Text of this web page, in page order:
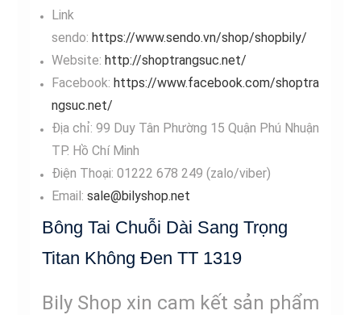
Link
sendo: https://www.sendo.vn/shop/shopbily/
Website: http://shoptrangsuc.net/
Facebook: https://www.facebook.com/shoptra
ngsuc.net/
Địa chỉ: 99 Duy Tân Phường 15 Quận Phú Nhuận
TP. Hồ Chí Minh
Điện Thoại: 01222 678 249 (zalo/viber)
Email: sale@bilyshop.net
Bông Tai Chuỗi Dài Sang Trọng
Titan Không Đen TT 1319
Bily Shop xin cam kết sản phẩm